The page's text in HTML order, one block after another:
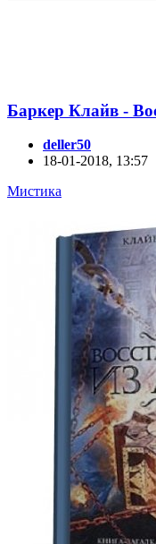
Баркер Клайв -
deller50
18-01-2018, 13:57
Мистика